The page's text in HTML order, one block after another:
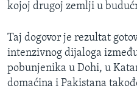
kojoj drugoj zemlji u
Taj dogovor je rezultat
intenzivnog dijaloga
pobunjenika u Dohi, u
domaćina i Pakistana